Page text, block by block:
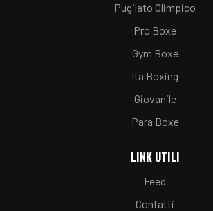
Pugilato Olimpico
Pro Boxe
Gym Boxe
Ita Boxing
Giovanile
Para Boxe
LINK UTILI
Feed
Contatti